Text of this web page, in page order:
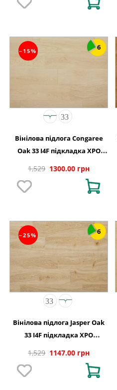
−15% 6
Вінілова підлога Congaree
Oak 33 I4F підкладка XPO
1,529 1300.00 грн
−25% 6
Вінілова підлога Jasper Oak
33 I4F підкладка XPO
1,529 1147.00 грн